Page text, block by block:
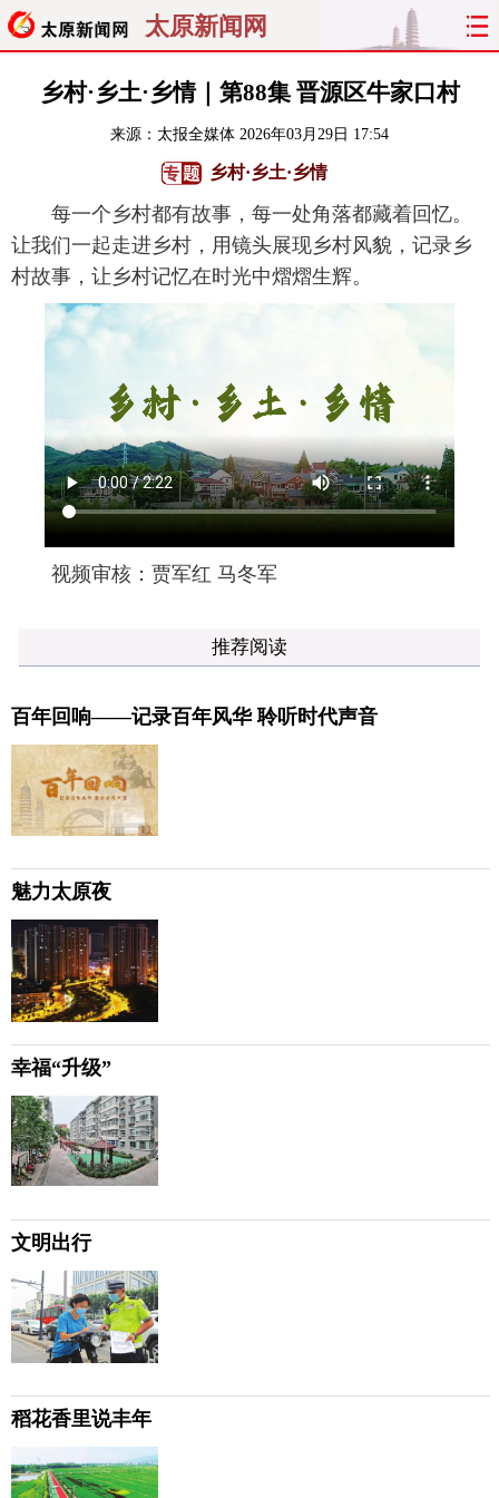
太原新闻网
首页 聚焦 太原 山西
关注 文明
旅游 理财 政务 教育
看天下 网罗民生
乡村·乡土·乡情｜第88集 晋源区牛家口村
来源： 太报全媒体 2026年03月29日 17:54
乡村·乡土·乡情
每一个乡村都有故事，每一处角落都藏着回忆。
让我们一起走进乡村，用镜头展现乡村风貌，记录乡
村故事，让乡村记忆在时光中熠熠生辉。
视频审核：贾军红 马冬军
推荐阅读
百年回响——记录百年风华 聆听时代声音
魅力太原夜
幸福“升级”
文明出行
稻花香里说丰年